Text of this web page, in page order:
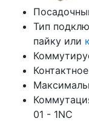
Тип
пайку или
01 - 1NC